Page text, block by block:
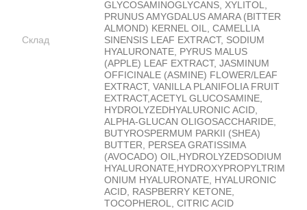
Склад
GLYCOSAMINOGLYCANS, XYLITOL,
PRUNUS AMYGDALUS AMARA (BITTER
ALMOND) KERNEL OIL, CAMELLIA
SINENSIS LEAF EXTRACT, SODIUM
HYALURONATE, PYRUS MALUS
(APPLE) LEAF EXTRACT, JASMINUM
OFFICINALE (ASMINE) FLOWER/LEAF
EXTRACT, VANILLA PLANIFOLIA FRUIT
EXTRACT,ACETYL GLUCOSAMINE,
HYDROLYZEDHYALURONIC ACID,
ALPHA-GLUCAN OLIGOSACCHARIDE,
BUTYROSPERMUM PARKII (SHEA)
BUTTER, PERSEA GRATISSIMA
(AVOCADO) OIL,HYDROLYZEDSODIUM
HYALURONATE,HYDROXYPROPYLTRIM
ONIUM HYALURONATE, HYALURONIC
ACID, RASPBERRY KETONE,
TOCOPHEROL, CITRIC ACID